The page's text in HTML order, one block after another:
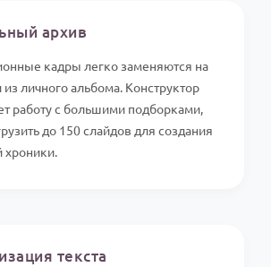
архив
кадры легко заменяются на
личного альбома. Конструктор
работу с большими подборками,
до 150 слайдов для создания
хроники.
текста